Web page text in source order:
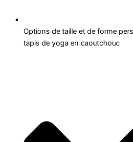
Options de taille et de forme
tapis de yoga en caoutchouc